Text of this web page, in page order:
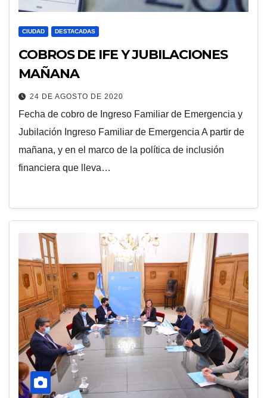
CIUDAD DESTACADAS
COBROS DE IFE Y JUBILACIONES
MAÑANA
24 DE AGOSTO DE 2020
Fecha de cobro de Ingreso Familiar de Emergencia y
Jubilación Ingreso Familiar de Emergencia A partir de
mañana, y en el marco de la política de inclusión
financiera que lleva…